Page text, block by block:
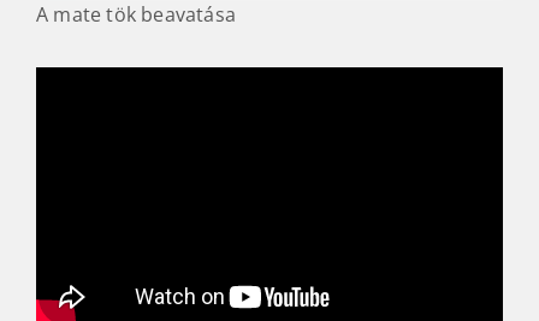
A mate tök beavatása